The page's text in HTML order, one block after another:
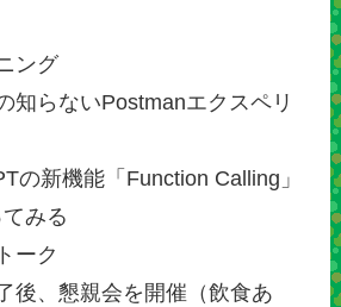
ング
らないPostmanエクスペリ
新機能「Function Calling」
みる
ーク
、懇親会を開催（飲食あ